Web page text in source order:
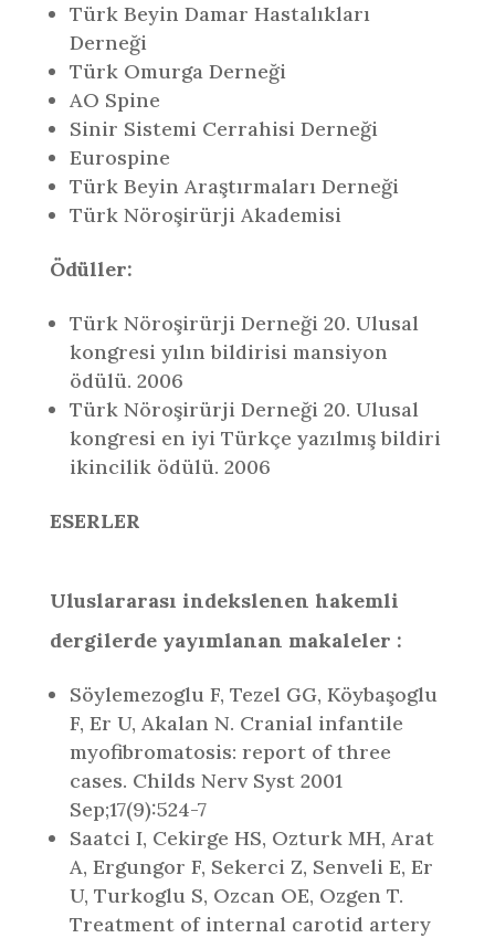
Türk Beyin Damar Hastalıkları
Derneği
Türk Omurga Derneği
AO Spine
Sinir Sistemi Cerrahisi Derneği
Eurospine
Türk Beyin Araştırmaları Derneği
Türk Nöroşirürji Akademisi
Ödüller:
Türk Nöroşirürji Derneği 20. Ulusal
kongresi yılın bildirisi mansiyon
ödülü. 2006
Türk Nöroşirürji Derneği 20. Ulusal
kongresi en iyi Türkçe yazılmış bildiri
ikincilik ödülü. 2006
ESERLER
Uluslararası indekslenen hakemli
dergilerde yayımlanan makaleler :
Söylemezoglu F, Tezel GG, Köybaşoglu
F, Er U, Akalan N. Cranial infantile
myofibromatosis: report of three
cases. Childs Nerv Syst 2001
Sep;17(9):524-7
Saatci I, Cekirge HS, Ozturk MH, Arat
A, Ergungor F, Sekerci Z, Senveli E, Er
U, Turkoglu S, Ozcan OE, Ozgen T.
Treatment of internal carotid artery